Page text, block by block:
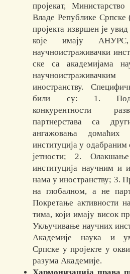
пројекат,
Владе Републике
пројекта извршен је
које имају
научноистраживачки
ске са академијама
иностранству.
били су: 1.
конкурентности
партнерстава са
ангажовања до­ма­ћих
институција у
јет­но­сти; 2.
институција научним и
нама у иностранству; 3.
на глобалном, а не
Покретање активности
ти­ма, који имају ви­сок
Ук­ључивање научних
Академије нау­ка и
Српске у пројекте у
ра­зума Ака­де­мије.